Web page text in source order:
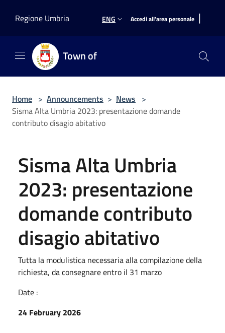
Regione Umbria
ENG Accedi all'area personale |
Town of
Home > Announcements > News >
Sisma Alta Umbria 2023: presentazione domande
contributo disagio abitativo
Sisma Alta Umbria
2023: presentazione
domande contributo
disagio abitativo
Tutta la modulistica necessaria alla compilazione della
richiesta, da consegnare entro il 31 marzo
Date :
24 February 2026